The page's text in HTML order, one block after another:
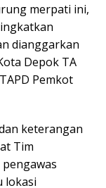
merpati ini,
dianggarkan
Depok TA
Pemkot
keterangan
Tim
lokasi